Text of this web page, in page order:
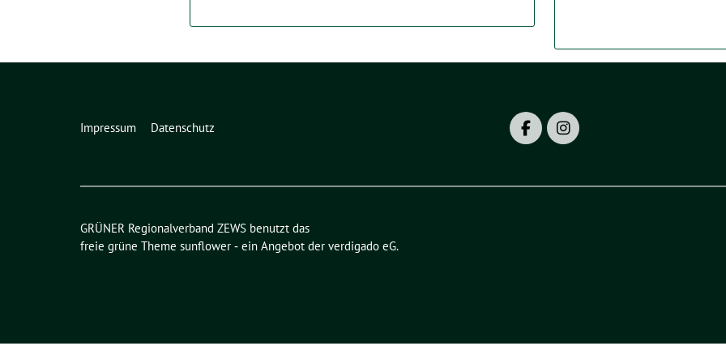
Impressum Datenschutz
GRÜNER Regionalverband ZEWS benutzt das
freie grüne Theme sunflower ‐ ein Angebot der verdigado eG.